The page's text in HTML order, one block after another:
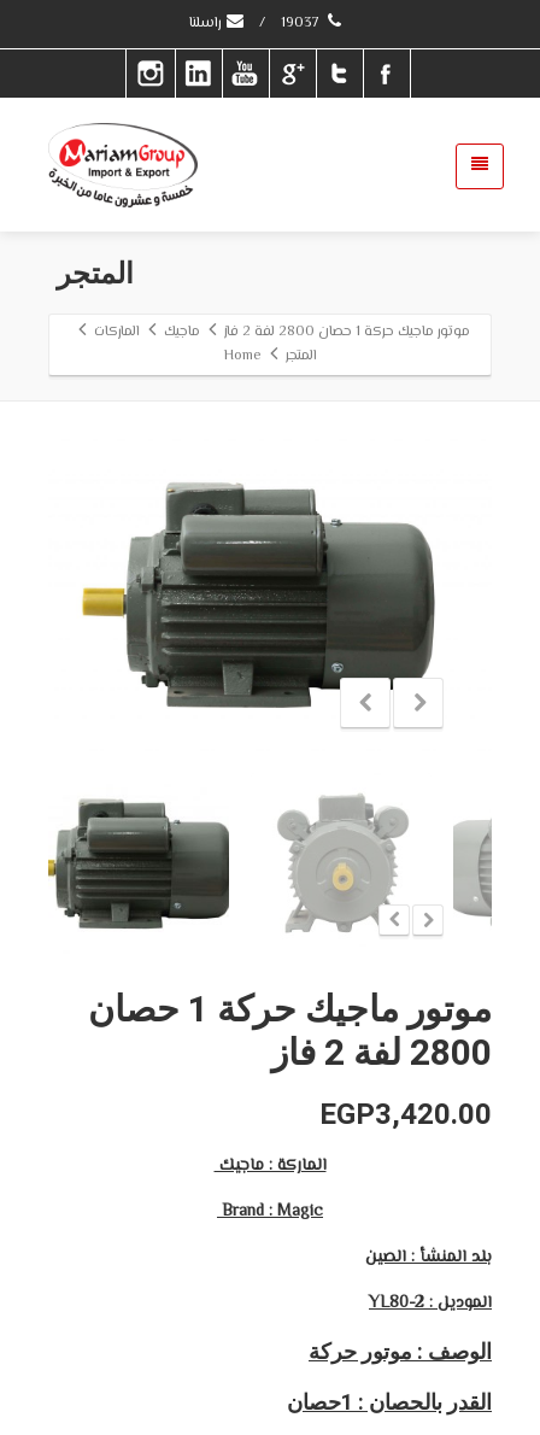
/ راسلنا
المتجر
موتور ماجيك حركة 1 حصان 2800 لفة 2 فاز ماجيك
الماركات
المتجر
Home
موتور ماجيك حركة 1 حصان
2800 لفة 2 فاز
EGP3,420.00
الماركة : ماجيك
Brand : Magic
بلد المنشأ : الصين
الموديل : YL80-2
الوصف : موتور حركة
القدر بالحصان : 1حصان